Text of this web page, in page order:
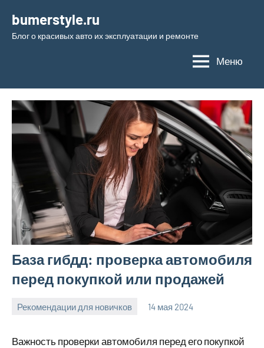
содержимому
bumerstyle.ru
Блог о красивых авто их эксплуатации и ремонте
Меню
База гибдд: проверка автомобиля
перед покупкой или продажей
Рекомендации для новичков 14 мая 2024
Важность проверки автомобиля перед его покупкой